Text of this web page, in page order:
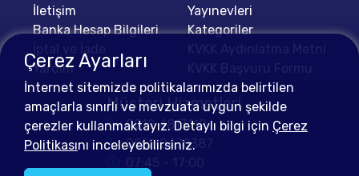
İletişim
Banka Hesap Bilgileri
Yardım
Yayınevleri
Kategoriler
Müşteri Hizmetleri
0212 4813112
0552 0478387
07:45 - 17:00
Çerez Ayarları
İnternet sitemizde politikalarımızda belirtilen
amaçlarla sınırlı ve mevzuata uygun şekilde
çerezler kullanmaktayız. Detaylı bilgi için Çerez
Politikasını inceleyebilirsiniz.